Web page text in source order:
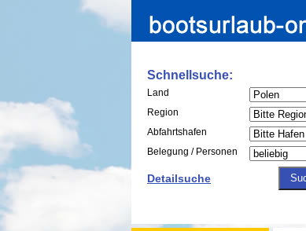
Schnellsuche:
Land
Region
Abfahrtshafen
Belegung / Personen
Detailsuche